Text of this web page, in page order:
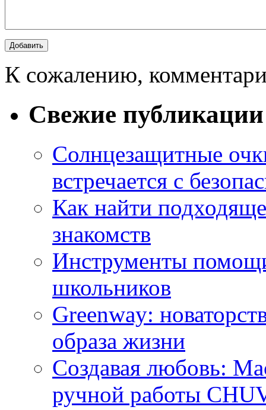
К сожалению,
Свежие публикации
Солнцезащитные
встречается с
Как найти
знакомств
Инструменты
школьников
Greenway:
образа жизни
Создавая любовь:
ручной работы